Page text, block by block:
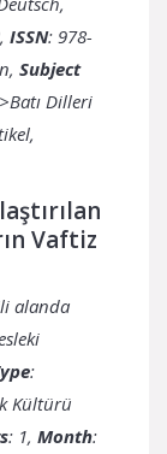
ISSN: 978-
Subject
Dilleri
Vaftiz
alanda
:
Kültürü
: 1, Month: